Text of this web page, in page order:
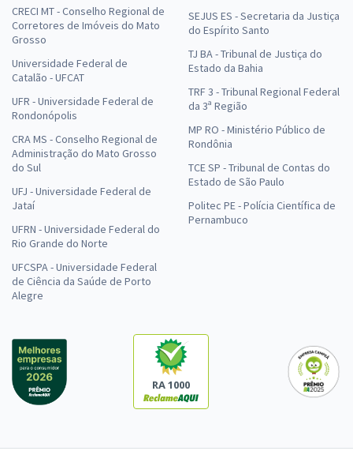
CRECI MT - Conselho Regional de
Corretores de Imóveis do Mato
Grosso
Universidade Federal de
Catalão - UFCAT
UFR - Universidade Federal de
Rondonópolis
CRA MS - Conselho Regional de
Administração do Mato Grosso
do Sul
UFJ - Universidade Federal de
Jataí
UFRN - Universidade Federal do
Rio Grande do Norte
UFCSPA - Universidade Federal
de Ciência da Saúde de Porto
Alegre
SEJUS ES - Secretaria da Justiça
do Espírito Santo
TJ BA - Tribunal de Justiça do
Estado da Bahia
TRF 3 - Tribunal Regional Federal
da 3ª Região
MP RO - Ministério Público de
Rondônia
TCE SP - Tribunal de Contas do
Estado de São Paulo
Politec PE - Polícia Científica de
Pernambuco
RA 1000